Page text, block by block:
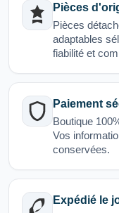
Pièces
Pièces
adaptables
fiabilité et
Paiement
Boutique
Vos
conservées.
Expédié le